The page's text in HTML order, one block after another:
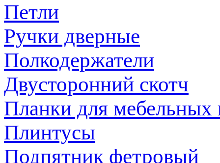
Петли
Ручки дверные
Полкодержатели
Двусторонний скотч
Планки для мебельных
Плинтусы
Подпятник фетровый